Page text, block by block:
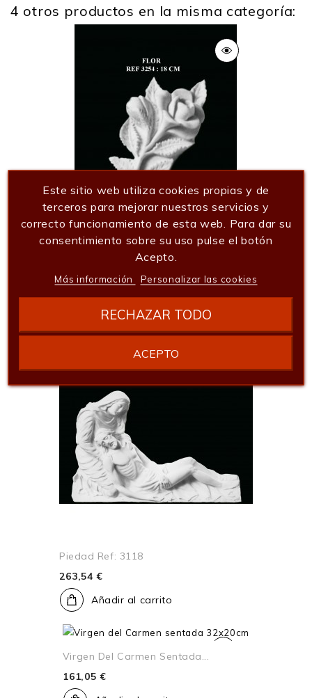
10
4 otros productos en la misma categoría:
86,52 €
Añadir al carrito
Piedad Ref: 3118
263,54 €
Añadir al carrito
Virgen Del Carmen Sentada...
161,05 €
Este sitio web utiliza cookies propias y de
terceros para mejorar nuestros servicios y
correcto funcionamiento de esta web. Para dar su
consentimiento sobre su uso pulse el botón
Acepto.
Más información Personalizar las cookies
RECHAZAR TODO
ACEPTO